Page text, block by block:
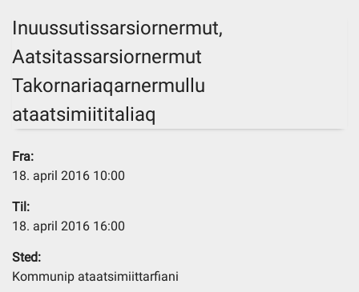
Kommuni pillugu
Ileqqoreqqusat
Atorfiit
Imminut kiffartuunneq
Pilersaarutinut isaavik
Inuussutissarsiornermut,
Aatsitassarsiornermut
Takornariaqarnermullu
ataatsimiititaliaq
Fra:
18. april 2016 10:00
Til:
18. april 2016 16:00
Sted:
Kommunip ataatsimiittarfiani